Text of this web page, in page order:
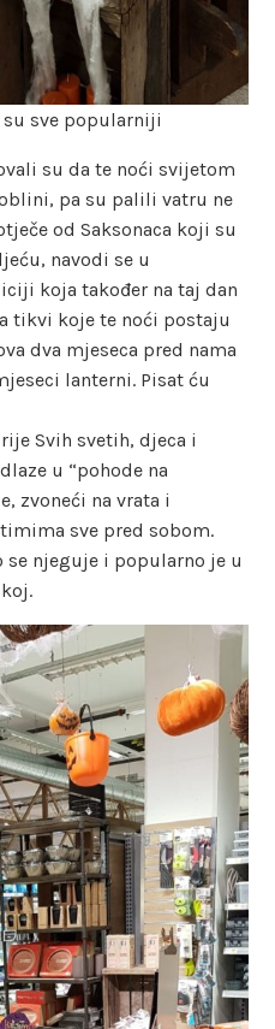
sve popularniji
su da te noći svijetom
pa su palili vatru ne
od Saksonaca koji su
navodi se u
koja također na taj dan
tikvi koje te noći postaju
dva mjeseca pred nama
lanterni. Pisat ću
Svih svetih, djeca i
u “pohode na
zvoneći na vrata i
sve pred sobom.
njeguje i popularno je u